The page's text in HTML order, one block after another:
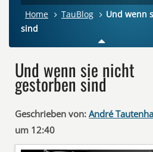
Home TauBlog
Und wenn
sind
Und wenn sie nicht
gestorben sind
Geschrieben von: André
um 12:40